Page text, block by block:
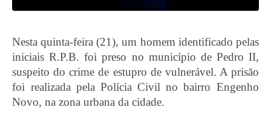
Nesta quinta-feira (21), um homem identificado pelas
iniciais R.P.B. foi preso no município de Pedro II,
suspeito do crime de estupro de vulnerável. A prisão
foi realizada pela Polícia Civil no bairro Engenho
Novo, na zona urbana da cidade.